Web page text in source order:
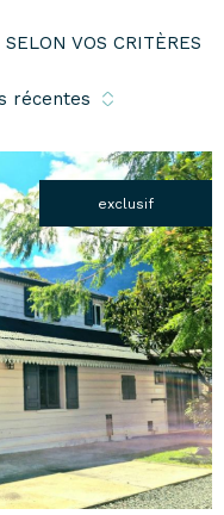
VOS CRITÈRES
récentes
exclusif